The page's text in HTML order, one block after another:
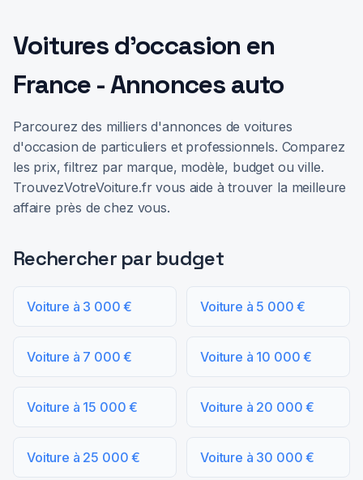
Voitures d'occasion en
France - Annonces auto
Parcourez des milliers d'annonces de voitures
d'occasion de particuliers et professionnels. Comparez
les prix, filtrez par marque, modèle, budget ou ville.
TrouvezVotreVoiture.fr vous aide à trouver la meilleure
affaire près de chez vous.
Rechercher par budget
Voiture à 3 000 € Voiture à 5 000 €
Voiture à 7 000 € Voiture à 10 000 €
Voiture à 15 000 € Voiture à 20 000 €
Voiture à 25 000 € Voiture à 30 000 €